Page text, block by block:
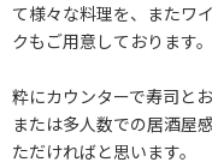
て様々な料理を、またワ
クもご用意しております。
粋にカウンターで寿司と
または多人数での居酒屋
ただければと思います。